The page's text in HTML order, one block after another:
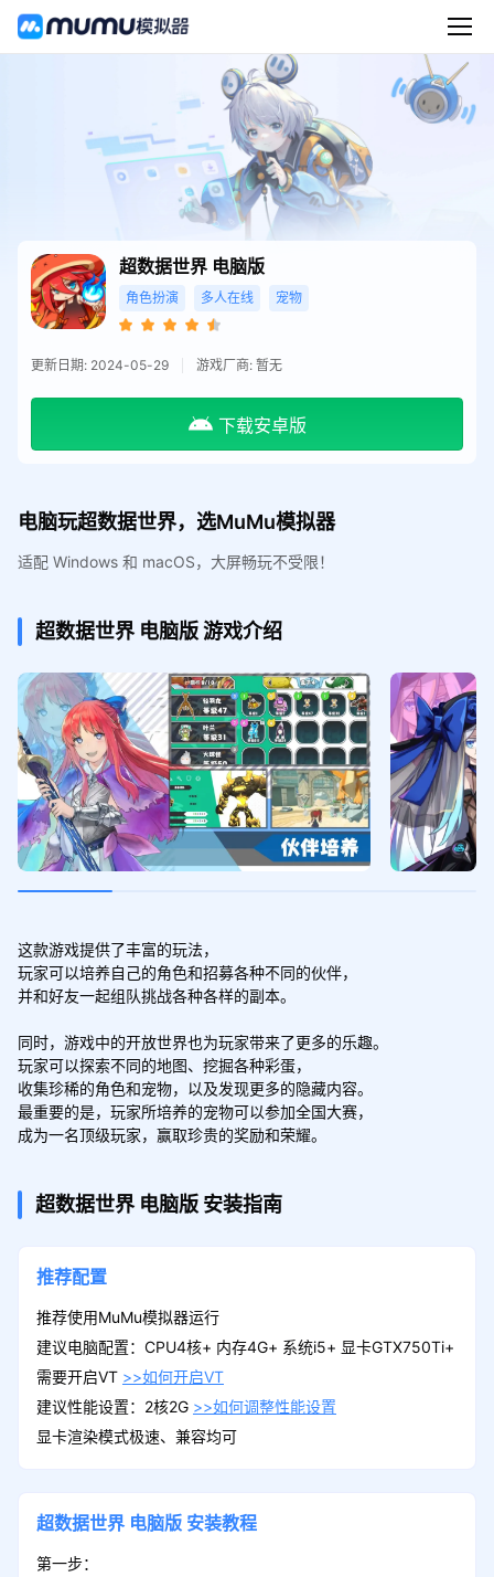
超数据世界 电脑版
角色扮演 多人在线 宠物
更新日期: 2024-05-29 游戏厂商: 暂无
下载安卓版
电脑玩超数据世界，选MuMu模拟器
适配 Windows 和 macOS，大屏畅玩不受限！
超数据世界 电脑版游戏介绍
这款游戏提供了丰富的玩法，
玩家可以培养自己的角色和招募各种不同的伙伴，
并和好友一起组队挑战各种各样的副本。
同时，游戏中的开放世界也为玩家带来了更多的乐趣。
玩家可以探索不同的地图、挖掘各种彩蛋，
收集珍稀的角色和宠物，以及发现更多的隐藏内容。
最重要的是，玩家所培养的宠物可以参加全国大赛，
成为一名顶级玩家，赢取珍贵的奖励和荣耀。
超数据世界 电脑版 安装指南
推荐配置
推荐使用MuMu模拟器运行
建议电脑配置：CPU4核+ 内存4G+ 系统i5+ 显卡GTX750Ti+
需要开启VT >>如何开启VT
建议性能设置：2核2G >>如何调整性能设置
显卡渲染模式极速、兼容均可
超数据世界 电脑版 安装教程
第一步：